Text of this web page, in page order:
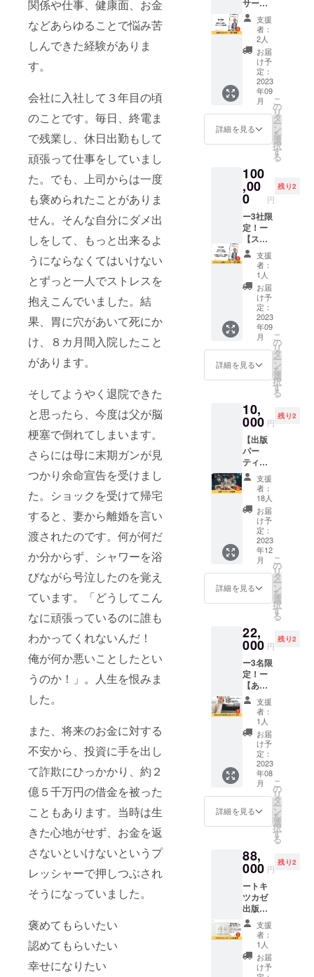
関係や仕事、健康面、お金
などあらゆることで悩み苦
しんできた経験がありま
す。
会社に入社して３年目の頃
のことです。毎日、終電ま
で残業し、休日出勤もして
頑張って仕事をしていまし
た。でも、上司からは一度
も褒められたことがありま
せん。そんな自分にダメ出
しをして、もっと出来るよ
うにならなくてはいけない
とずっと一人でストレスを
抱えこんでいました。結
果、胃に穴があいて死にか
け、８カ月間入院したこと
があります。
そしてようやく退院できた
と思ったら、今度は父が脳
梗塞で倒れてしまいます。
さらには母に末期ガンが見
つかり余命宣告を受けまし
た。ショックを受けて帰宅
すると、妻から離婚を言い
渡されたのです。何が何だ
か分からず、シャワーを浴
びながら号泣したのを覚え
ています。「どうしてこん
なに頑張っているのに誰も
わかってくれないんだ！
俺が何か悪いことしたとい
うのか！」。人生を恨みま
した。
また、将来のお金に対する
不安から、投資に手を出し
て詐欺にひっかかり、約２
億５千万円の借金を被った
こともあります。当時は生
きた心地がせず、お金を返
さないといけないというプ
レッシャーで押しつぶされ
そうになっていました。
褒めてもらいたい
認めてもらいたい
幸せになりたい
す。 ※
送料込
みのお
値段で
す。 ※
書籍版
は2023
年11月
出版予
定で
こちら
の書籍
て販売
予定で
す。(70
ページ)
で電子
書籍の
閲覧が
可能で
す。 ※
備考欄
に掲載
するお
名前を
必ずご
記入く
ださ
ムも
可） ※
肩書き
やサー
ビス名
の掲載
をご希
望の方
は、企
業スポ
ンサー
として
ご支援
をお願
いいた
しま
す。 ※
こちら
て2023
年9月に
定で
す。(70
～100
ページ)
※書籍が
販売さ
れる限
り掲載
いたし
ます。
を掲載
させて
いただ
きま
す。 さ
らにオ
リジナ
ル帯付
き書籍
「生き
たい人
生を自
考法」
（仮）
を5冊
セット
でお届
けしま
す。 5
名限定
です。
※送料込
みのお
値段で
す。 ※
掲載内
容は
メール
にて打
合せさ
※書籍版
は2023
年11月
出版予
定で
す。 ※
こちら
の書籍
は自費
出版に
て販売
予定で
す。(70
～150
ページ)
電子書
籍】 書
籍「生
きたい
人生を
自由に
生きる
ための
思考
法」
（仮）
にあな
たの会
業名や
屋号
と、HP
リンク
を掲載
させて
いただ
きま
す。 あ
なたの
企業名
を書籍
の巻末
でPRで
きま
す。 ま
た、電
子書籍
版「生
きたい
自由に
生きる
ための
思考
法」
（仮）
をお届
けいた
しま
す。 10
社限定
です。
※掲載内
容は
メール
にて打
合せさ
※アプリ
で電子
書籍の
閲覧が
可能で
す。 ※
ネット
ワーク
販売や
企業イ
メージ
が相違
する場
合等、
掲載を
お断り
させて
ます。
お断り
いただ
いた場
合にお
いても
返金は
いたし
かねま
す。 ※
支援
者：
2人
お届
け予
定：
2023
年09
月
詳細を見る
こ
の
リ
タ
ー
ン
を
選
択
す
る
100
,00
0 円
残り2
ー3社限
定！ー
【スペ
シャル
企業ス
ポン
サー＋
電子書
籍】 書
籍「生
きたい
人生を
自由に
生きる
ための
思考
（仮）
にあな
たの会
社の企
業名や
屋号
と、HP
リンク
を掲載
させて
いただ
きま
す。 あ
なたの
企業名
を書籍
の挿絵
くPRで
きま
す。 ま
た、企
業紹介
コメン
トの掲
載と著
者佐藤
俊一か
らの企
業紹介
文をお
届けい
たしま
す。 さ
らに電
人生を
自由に
ための
思考
法」
（仮）
をお届
けいた
しま
す。 3
支援
者：
1人
お届
け予
定：
2023
年09
月
詳細を見る
こ
の
リ
タ
ー
ン
を
選
択
す
る
10,
000 円
残り2
【出版
パー
ティー
参加
券】
FIRE
コー
チ 佐
藤俊一
の著書
「生き
たい人
生を自
由に生
きるた
めの思
（仮）
の出版
記念
パー
ティー
に参加
できる
権利で
す。 ■
詳細 ・
日時：
12月開
催／
11：30
頃～(予
定) ・開
催時
所：東
京近郊
（予
定） ※
詳細は
メール
にて連
絡させ
ていた
だきま
す。 ※
支援
者：
18人
お届
け予
定：
2023
年12
月
詳細を見る
こ
の
リ
タ
ー
ン
を
選
択
す
る
22,
000 円
残り2
ー3名限
定！ー
【あな
たの
「はじ
めに」
をつく
りま
す】 ト
キツカ
ゼ出版
のプロ
ブック
ライ
ターが
あなた
をし、
本の
「はじ
めに」
になぞ
らえた
あなた
の紹介
文画像
を作り
ます。
支援
者：
1人
お届
け予
定：
2023
年08
月
詳細を見る
こ
の
リ
タ
ー
ン
を
選
択
す
る
88,
000 円
残り2
ートキ
ツカゼ
出版お
すす
めー
【クラ
ウド
ファン
支援
者：
1人
お届
け予